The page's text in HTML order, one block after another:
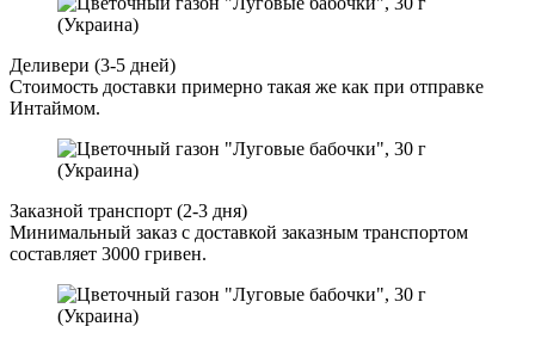
Деливери (3-5 дней)
Стоимость доставки примерно такая же как при отправке
Интаймом.
Заказной транспорт (2-3 дня)
Минимальный заказ с доставкой заказным транспортом
составляет 3000 гривен.